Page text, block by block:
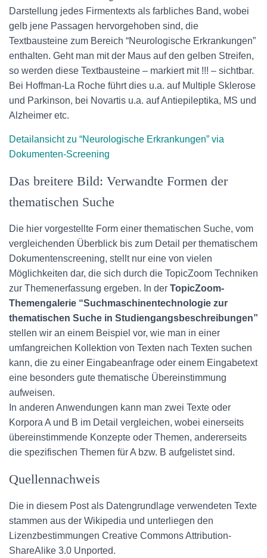
Darstellung jedes Firmentexts als farbliches Band, wobei
gelb jene Passagen hervorgehoben sind, die
Textbausteine zum Bereich “Neurologische Erkrankungen”
enthalten. Geht man mit der Maus auf den gelben Streifen,
so werden diese Textbausteine – markiert mit !!! – sichtbar.
Bei Hoffman-La Roche führt dies u.a. auf Multiple Sklerose
und Parkinson, bei Novartis u.a. auf Antiepileptika, MS und
Alzheimer etc.
Detailansicht zu “Neurologische Erkrankungen” via
Dokumenten-Screening
Das breitere Bild: Verwandte Formen der
thematischen Suche
Die hier vorgestellte Form einer thematischen Suche, vom
vergleichenden Überblick bis zum Detail per thematischem
Dokumentenscreening, stellt nur eine von vielen
Möglichkeiten dar, die sich durch die TopicZoom Techniken
zur Themenerfassung ergeben. In der TopicZoom-
Themengalerie “Suchmaschinentechnologie zur
thematischen Suche in Studiengangsbeschreibungen”
stellen wir an einem Beispiel vor, wie man in einer
umfangreichen Kollektion von Texten nach Texten suchen
kann, die zu einer Eingabeanfrage oder einem Eingabetext
eine besonders gute thematische Übereinstimmung
aufweisen.
In anderen Anwendungen kann man zwei Texte oder
Korpora A und B im Detail vergleichen, wobei einerseits
übereinstimmende Konzepte oder Themen, andererseits
die spezifischen Themen für A bzw. B aufgelistet sind.
Quellennachweis
Die in diesem Post als Datengrundlage verwendeten Texte
stammen aus der Wikipedia und unterliegen den
Lizenzbestimmungen Creative Commons Attribution-
ShareAlike 3.0 Unported.